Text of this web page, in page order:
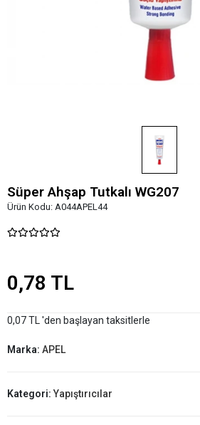
Süper Ahşap Tutkalı WG207
Ürün Kodu: A044APEL44
0,78 TL
0,07 TL 'den başlayan taksitlerle
Marka: APEL
Kategori:Yapıştırıcılar